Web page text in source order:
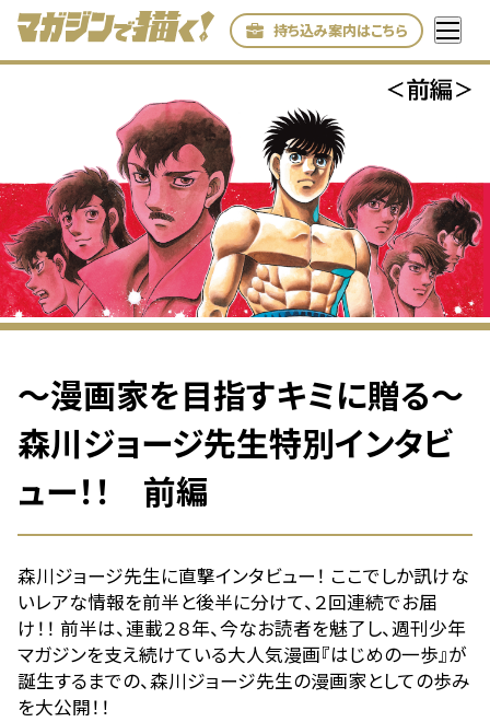
持ち込み案内はこちら
〜漫画家を目指すキミに贈る〜
森川ジョージ先生特別インタビ
ュー！！ 前編
森川ジョージ先生に直撃インタビュー！ ここでしか訊けな
いレアな情報を前半と後半に分けて、２回連続でお届
け！！ 前半は、連載２８年、今なお読者を魅了し、週刊少年
マガジンを支え続けている大人気漫画『はじめの一歩』が
誕生するまでの、森川ジョージ先生の漫画家としての歩み
を大公開！！